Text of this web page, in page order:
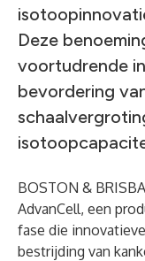
Deze
voortudrende
bevordering
BOSTON &
AdvanCell, een
fase die
bestrijding van